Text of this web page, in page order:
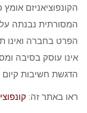
הקונפוציאניזם
המסורתית נבנתה
הפרט בחברה ואינו
אינו עוסק בסיבה
הדגשת חשיבות
ראו באתר זה: